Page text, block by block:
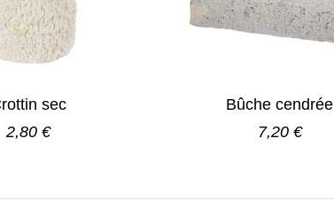
sec
2,80 €
Bûche cendrée
7,20 €